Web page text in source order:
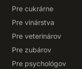
Pre cukrárne
Pre vinárstva
Pre veterinárov
Pre zubárov
Pre psychológov